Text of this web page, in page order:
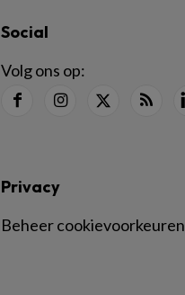
Social
Volg ons op:
Privacy
Beheer cookievoorkeuren